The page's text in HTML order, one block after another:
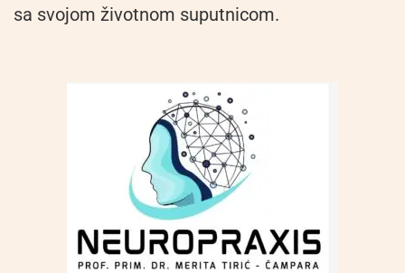
sa svojom životnom suputnicom.